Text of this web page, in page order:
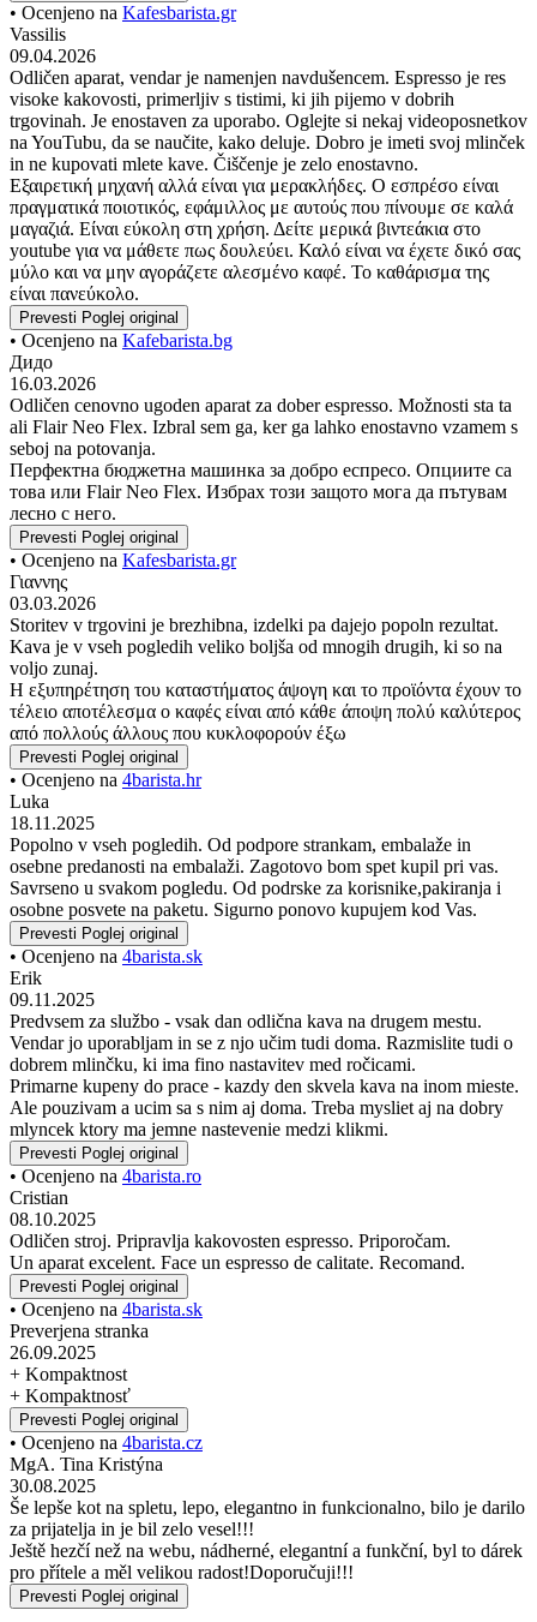
• Ocenjeno na Kafesbarista.gr
Vassilis
09.04.2026
Odličen aparat, vendar je namenjen navdušencem. Espresso je res
visoke kakovosti, primerljiv s tistimi, ki jih pijemo v dobrih
trgovinah. Je enostaven za uporabo. Oglejte si nekaj videoposnetkov
na YouTubu, da se naučite, kako deluje. Dobro je imeti svoj mlinček
in ne kupovati mlete kave. Čiščenje je zelo enostavno.
Εξαιρετική μηχανή αλλά είναι για μερακλήδες. Ο εσπρέσο είναι
πραγματικά ποιοτικός, εφάμιλλος με αυτούς που πίνουμε σε καλά
μαγαζιά. Είναι εύκολη στη χρήση. Δείτε μερικά βιντεάκια στο
youtube για να μάθετε πως δουλεύει. Καλό είναι να έχετε δικό σας
μύλο και να μην αγοράζετε αλεσμένο καφέ. Το καθάρισμα της
είναι πανεύκολο.
Prevesti Poglej original
• Ocenjeno na Kafebarista.bg
Дидо
16.03.2026
Odličen cenovno ugoden aparat za dober espresso. Možnosti sta ta
ali Flair Neo Flex. Izbral sem ga, ker ga lahko enostavno vzamem s
seboj na potovanja.
Перфектна бюджетна машинка за добро еспресо. Опциите са
това или Flair Neo Flex. Избрах този защото мога да пътувам
лесно с него.
Prevesti Poglej original
• Ocenjeno na Kafesbarista.gr
Γιαννης
03.03.2026
Storitev v trgovini je brezhibna, izdelki pa dajejo popoln rezultat.
Kava je v vseh pogledih veliko boljša od mnogih drugih, ki so na
voljo zunaj.
Η εξυπηρέτηση του καταστήματος άψογη και το προϊόντα έχουν το
τέλειο αποτέλεσμα ο καφές είναι από κάθε άποψη πολύ καλύτερος
από πολλούς άλλους που κυκλοφορούν έξω
Prevesti Poglej original
• Ocenjeno na 4barista.hr
Luka
18.11.2025
Popolno v vseh pogledih. Od podpore strankam, embalaže in
osebne predanosti na embalaži. Zagotovo bom spet kupil pri vas.
Savrseno u svakom pogledu. Od podrske za korisnike,pakiranja i
osobne posvete na paketu. Sigurno ponovo kupujem kod Vas.
Prevesti Poglej original
• Ocenjeno na 4barista.sk
Erik
09.11.2025
Predvsem za službo - vsak dan odlična kava na drugem mestu.
Vendar jo uporabljam in se z njo učim tudi doma. Razmislite tudi o
dobrem mlinčku, ki ima fino nastavitev med ročicami.
Primarne kupeny do prace - kazdy den skvela kava na inom mieste.
Ale pouzivam a ucim sa s nim aj doma. Treba mysliet aj na dobry
mlyncek ktory ma jemne nastevenie medzi klikmi.
Prevesti Poglej original
• Ocenjeno na 4barista.ro
Cristian
08.10.2025
Odličen stroj. Pripravlja kakovosten espresso. Priporočam.
Un aparat excelent. Face un espresso de calitate. Recomand.
Prevesti Poglej original
• Ocenjeno na 4barista.sk
Preverjena stranka
26.09.2025
+ Kompaktnost
+ Kompaktnosť
Prevesti Poglej original
• Ocenjeno na 4barista.cz
MgA. Tina Kristýna
30.08.2025
Še lepše kot na spletu, lepo, elegantno in funkcionalno, bilo je darilo
za prijatelja in je bil zelo vesel!!!
Ještě hezčí než na webu, nádherné, elegantní a funkční, byl to dárek
pro přítele a měl velikou radost!Doporučuji!!!
Prevesti Poglej original